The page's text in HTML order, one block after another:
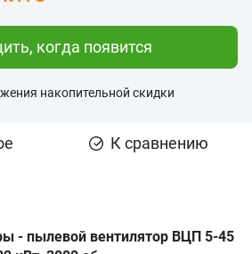
когда появится
накопительной скидки
К сравнению
- пылевой вентилятор ВЦП 5-45